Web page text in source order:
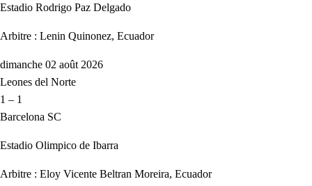
Estadio Rodrigo Paz Delgado
Arbitre : Lenin Quinonez, Ecuador
dimanche 02 août 2026
Leones del Norte
1 – 1
Barcelona SC
Estadio Olimpico de Ibarra
Arbitre : Eloy Vicente Beltran Moreira, Ecuador